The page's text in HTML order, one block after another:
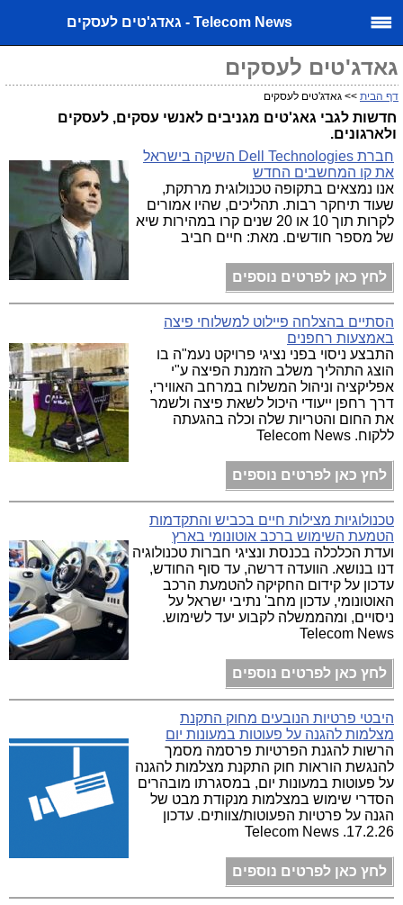
Telecom News - גאדג'טים לעסקים
גאדג'טים לעסקים
דף הבית >> גאדג'טים לעסקים
חדשות לגבי גאג'טים מגניבים לאנשי עסקים, לעסקים
ולארגונים.
חברת Dell Technologies השיקה בישראל
את קו המחשבים החדש
אנו נמצאים בתקופה טכנולוגית מרתקת,
שעוד תיחקר רבות. תהליכים, שהיו אמורים
לקרות תוך 10 או 20 שנים קרו במהירות שיא
של מספר חודשים. מאת: חיים חביב
לחץ כאן לפרטים נוספים
הסתיים בהצלחה פיילוט למשלוחי פיצה
באמצעות רחפנים
התבצע ניסוי בפני נציגי פרויקט נעמ"ה בו
הוצג התהליך משלב הזמנת הפיצה ע"י
אפליקציה וניהול המשלוח במרחב האווירי,
דרך רחפן ייעודי היכול לשאת פיצה ולשמר
את החום והטריות שלה וכלה בהגעתה
ללקוח. Telecom News
לחץ כאן לפרטים נוספים
טכנולוגיות מצילות חיים בכביש והתקדמות
הטמעת השימוש ברכב אוטונומי בארץ
ועדת הכלכלה בכנסת ונציגי חברות טכנולוגיה
דנו בנושא. הוועדה דרשה, עד סוף החודש,
עדכון על קידום החקיקה להטמעת הרכב
האוטונומי, עדכון מחב' נתיבי ישראל על
ניסויים, ומהממשלה לקבוע יעד לשימוש.
Telecom News
לחץ כאן לפרטים נוספים
היבטי פרטיות הנובעים מחוק התקנת
מצלמות להגנה על פעוטות במעונות יום
הרשות להגנת הפרטיות פרסמה מסמך
להנגשת הוראות חוק התקנת מצלמות להגנה
על פעוטות במעונות יום, במסגרתו מובהרים
הסדרי שימוש במצלמות מנקודת מבט של
הגנה על פרטיות הפעוטות/צוותים. עדכון
17.2.26. Telecom News
לחץ כאן לפרטים נוספים